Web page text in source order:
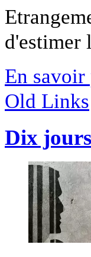
d'estimer
En savoir
Old Links
Dix